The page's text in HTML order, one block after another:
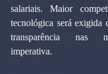
salariais. Maior
tecnológica será exigida
transparência nas
imperativa.